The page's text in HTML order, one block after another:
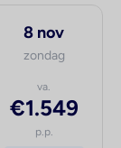
8 nov
zondag
va.
€1.549
p.p.